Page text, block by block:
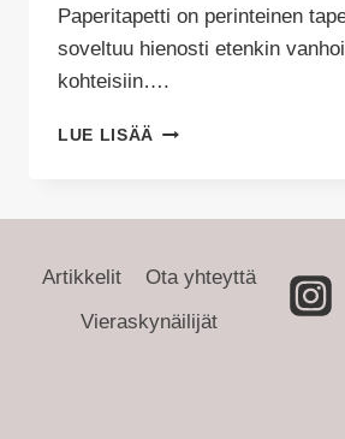
Paperitapetti on perinteinen
soveltuu hienosti etenkin
kohteisiin….
LUE LISÄÄ TAPETIN
Artikkelit
Ota yhteyttä
Vieraskynäilijät